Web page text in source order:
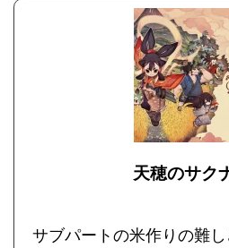
天穂のサク
サブパートの米作りの難